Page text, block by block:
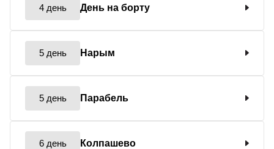
4 день День на борту
5 день Нарым
5 день Парабель
6 день Колпашево